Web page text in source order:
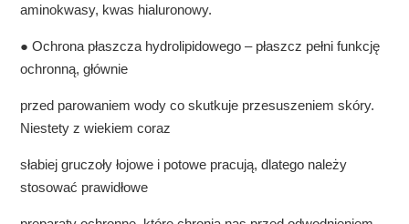
aminokwasy, kwas hialuronowy.
● Ochrona płaszcza hydrolipidowego – płaszcz pełni funkcję
ochronną, głównie
przed parowaniem wody co skutkuje przesuszeniem skóry.
Niestety z wiekiem coraz
słabiej gruczoły łojowe i potowe pracują, dlatego należy
stosować prawidłowe